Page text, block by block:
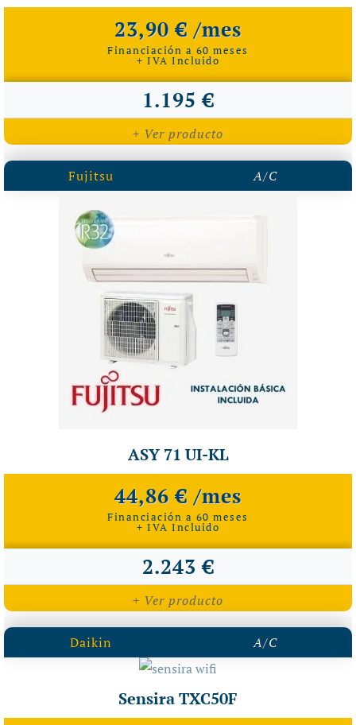
23,90 € /mes
Financiación a 60 meses
+ IVA Incluido
1.195 €
+ Ver producto
Fujitsu A/C
ASY 71 UI-KL
44,86 € /mes
Financiación a 60 meses
+ IVA Incluido
2.243 €
+ Ver producto
Daikin A/C
Sensira TXC50F